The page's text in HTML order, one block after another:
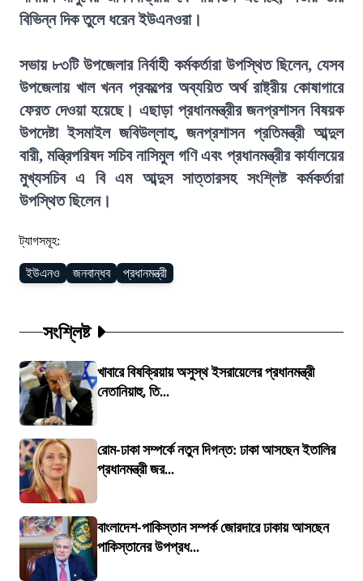
বিভিন্ন দিক তুলে ধরেন ইউএনওরা।
সভায় ৮৩টি উপজেলার নির্বাহী কর্মকর্তারা উপস্থিত ছিলেন, যেসব
উপজেলায় খাল খনন প্রকল্পের অব্যয়িত অর্থ রাষ্ট্রীয় কোষাগারে
ফেরত দেওয়া হয়েছে। এছাড়া প্রধানমন্ত্রীর জনপ্রশাসন বিষয়ক
উপদেষ্টা ইসমাইল জবিউল্লাহ, জনপ্রশাসন প্রতিমন্ত্রী আব্দুল
বারী, মন্ত্রিপরিষদ সচিব নাসিমুল গণি এবং প্রধানমন্ত্রীর কার্যালয়ের
মুখ্যসচিব এ বি এম আব্দুস সাত্তারসহ সংশ্লিষ্ট কর্মকর্তারা
উপস্থিত ছিলেন।
ট্যাগসমূহ:
ইউএনও জনবান্ধব প্রধানমন্ত্রী
সংশ্লিষ্ট
খাবারে বিষক্রিয়ায় অসুস্থ ইসরায়েলের প্রধানমন্ত্রী
নেতানিয়াহু, তি...
রোম-ঢাকা সম্পর্কে নতুন দিগন্ত: ঢাকা আসছেন ইতালির
প্রধানমন্ত্রী জর...
বাংলাদেশ-পাকিস্তান সম্পর্ক জোরদারে ঢাকায় আসছেন
পাকিস্তানের উপপ্রধ...